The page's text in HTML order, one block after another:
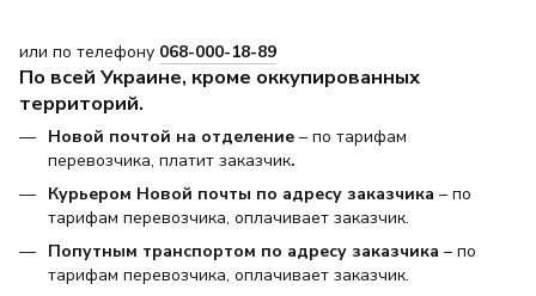
или по телефону 068-000-18-89
По всей Украине, кроме оккупированных
территорий.
Новой почтой на отделение – по тарифам
перевозчика, платит заказчик.
Курьером Новой почты по адресу заказчика – по
тарифам перевозчика, оплачивает заказчик.
Попутным транспортом по адресу заказчика – по
тарифам перевозчика, оплачивает заказчик.